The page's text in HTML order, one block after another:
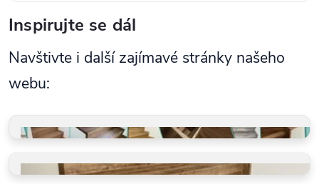
Inspirujte se dál
Navštivte i další zajímavé stránky našeho
webu:
Schody, koupelny, restaurace